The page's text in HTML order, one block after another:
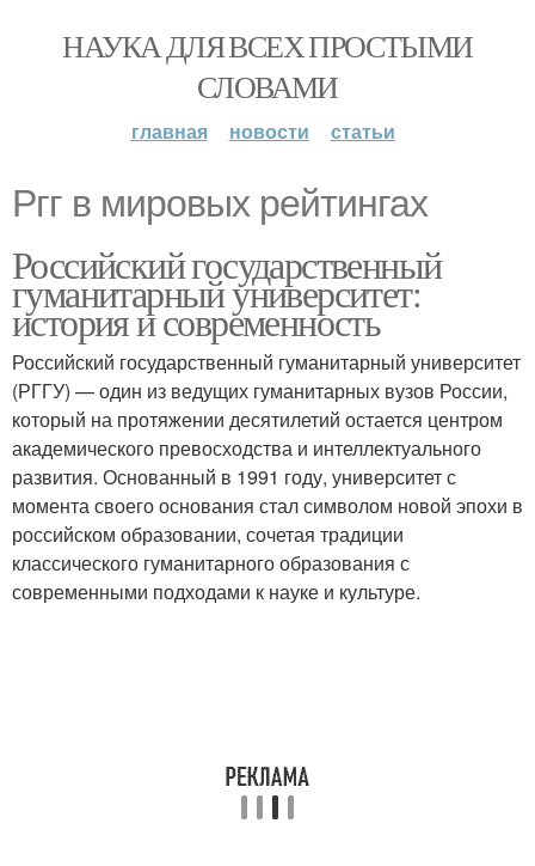
НАУКА ДЛЯ ВСЕХ ПРОСТЫМИ
СЛОВАМИ
главная новости статьи
Ргг в мировых рейтингах
Российский государственный
гуманитарный университет:
история и современность
Российский государственный гуманитарный университет
(РГГУ) — один из ведущих гуманитарных вузов России,
который на протяжении десятилетий остается центром
академического превосходства и интеллектуального
развития. Основанный в 1991 году, университет с
момента своего основания стал символом новой эпохи в
российском образовании, сочетая традиции
классического гуманитарного образования с
современными подходами к науке и культуре.